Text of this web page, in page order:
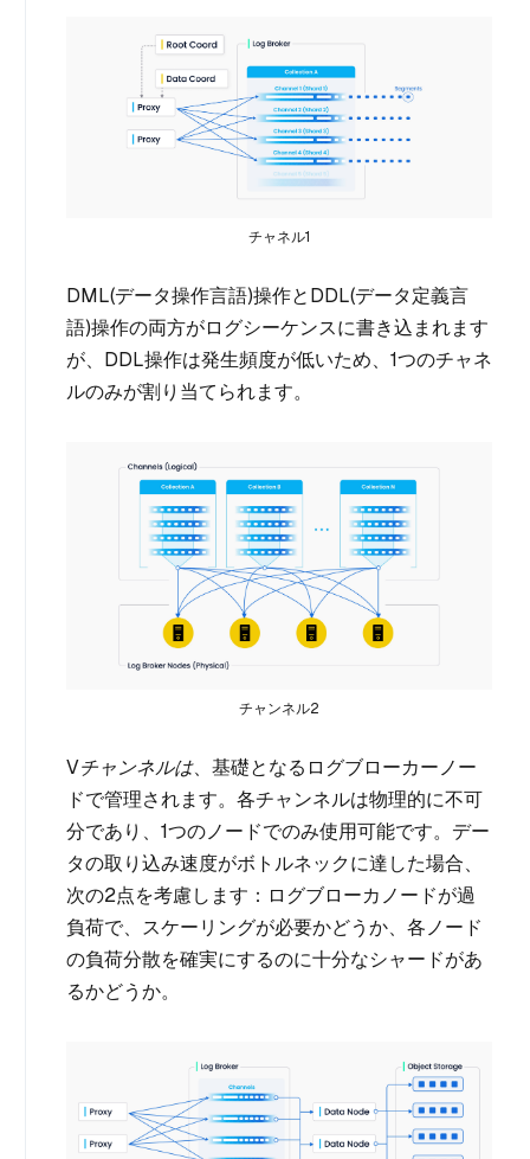
チャネル1
DML(データ操作言語)操作とDDL(データ定義言
語)操作の両方がログシーケンスに書き込まれます
が、DDL操作は発生頻度が低いため、1つのチャネ
ルのみが割り当てられます。
チャンネル2
Vチャンネルは、基礎となるログブローカーノー
ドで管理されます。各チャンネルは物理的に不可
分であり、1つのノードでのみ使用可能です。デー
タの取り込み速度がボトルネックに達した場合、
次の2点を考慮します：ログブローカノードが過
負荷で、スケーリングが必要かどうか、各ノード
の負荷分散を確実にするのに十分なシャードがあ
るかどうか。